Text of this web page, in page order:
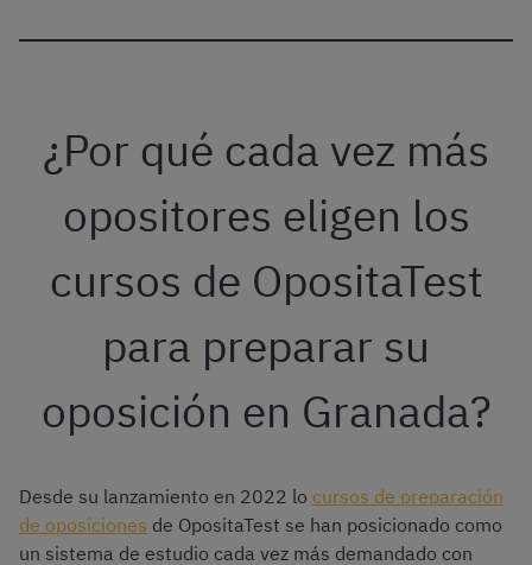
¿Por qué cada vez más
opositores eligen los
cursos de OpositaTest
para preparar su
oposición en Granada?
Desde su lanzamiento en 2022 lo cursos de preparación
de oposiciones de OpositaTest se han posicionado como
un sistema de estudio cada vez más demandado con